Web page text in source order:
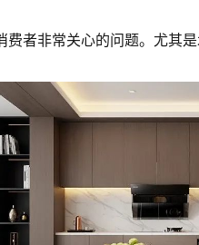
费者非常关心的问题。尤其